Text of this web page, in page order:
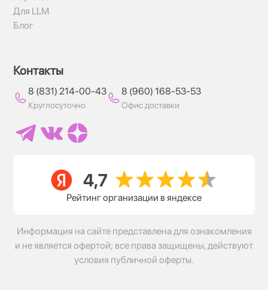
Для LLM
Блог
Контакты
8 (831) 214-00-43
Круглосуточно
8 (960) 168-53-53
Офис доставки
Рейтинг организации в яндексе
Информация на сайте представлена для ознакомления
и не является офертой; все права защищены, действуют
условия публичной оферты.